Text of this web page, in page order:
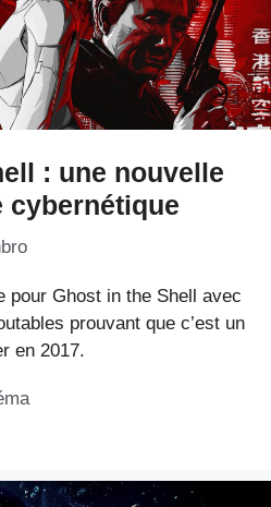
: une nouvelle
cybernétique
pour Ghost in the Shell avec
prouvant que c’est un
en 2017.